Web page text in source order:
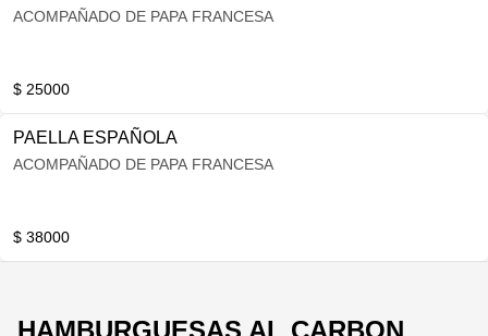
ACOMPAÑADO DE PAPA FRANCESA
$ 25000
PAELLA ESPAÑOLA
ACOMPAÑADO DE PAPA FRANCESA
$ 38000
HAMBURGUESAS AL CARBON